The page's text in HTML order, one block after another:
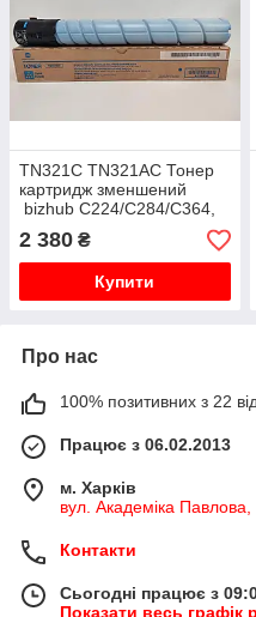
TN321C TN321AC Тонер
картридж зменшений
bizhub C224/C284/C364,
A33K45A оригінал, tn-
321c, tn321 c
2 380 ₴
Купити
Про нас
100% позитивних з 22
Працює з 06.02.2013
м. Харків
вул. Академіка Павлова,
Контакти
Сьогодні працює з
Показати весь графік